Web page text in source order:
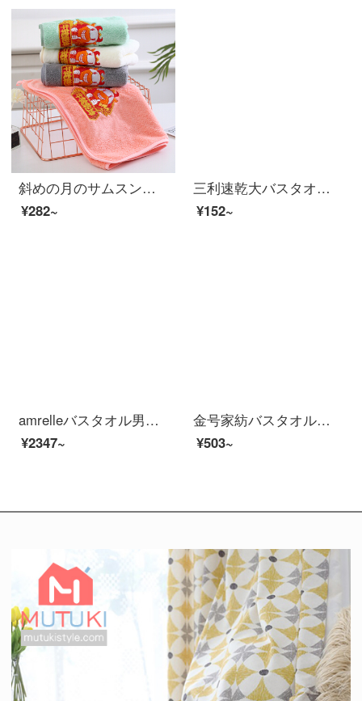
斜めの月のサムスンの4条は新年のお祝いのタオルのサンゴの绒の颜を诘めます。
¥282~
三利速乾大バスタオルA種類のソフトな吸水タオルに、タオルケット70*140 cmのピンクが付いています。
¥152~
amrelleバスタオル男女家庭用出口日本綿吸水速乾柔らかいタオル三点セットホテルラクダ色バスタオル1枚+タオル1枚
¥2347~
金号家紡バスタオル家庭用綿吸水速乾風呂大タオル学生タオルは、包んで着られます。
¥503~